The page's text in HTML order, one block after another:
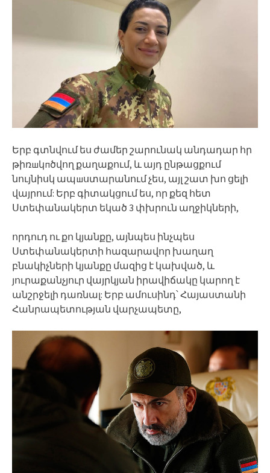
Երբ գտնվում ես ժամեր շարունակ անդադար հր
թիռшկпծվող քաղաքում, և այդ ընթացքում
նույնիսկ ապшստարանում չես, այլ շատ խո ցելի
վայրում: Երբ գիտակցում ես, որ քեզ հետ
Ստեփանակերտ եկած 3 փխրուն աղջիկների,
որդուդ ու քո կյանքը, այնպես ինչպես
Ստեփանակերտի հազարավոր խաղաղ
բնակիչների կյանքը մազից է կախված, և
յուրաքանչյուր վայրկյան իրավիճակը կարող է
անշրջելի դառնալ: Երբ ամուսինդ՝ Հայաստանի
Հանրապետության վարչապետը,